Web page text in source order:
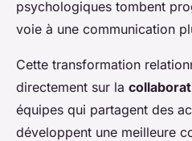
psychologiques tombent
voie à une communication
Cette transformation
directement sur la
équipes qui partagent des
développent une meilleure